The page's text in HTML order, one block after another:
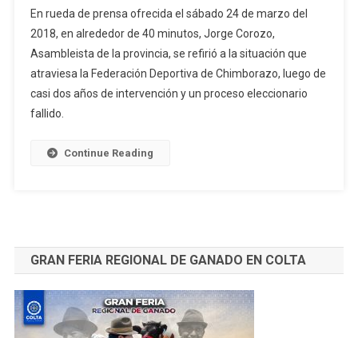
EN
FEDERACION
DEPORTIVA
DE
En rueda de prensa ofrecida el sábado 24 de marzo del
2018, en alrededor de 40 minutos, Jorge Corozo,
Asambleista de la provincia, se refirió a la situación que
atraviesa la Federación Deportiva de Chimborazo, luego de
casi dos años de intervención y un proceso eleccionario
fallido.
Continue Reading
GRAN FERIA REGIONAL DE GANADO EN COLTA